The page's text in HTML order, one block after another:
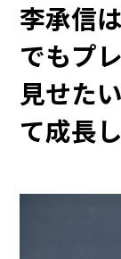
李承信
でもプ
見せた
て成長